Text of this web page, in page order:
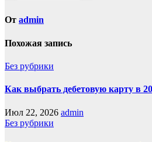
От admin
Похожая запись
Без рубрики
Как выбрать дебетовую карту в
Июл 22, 2026 admin
Без рубрики